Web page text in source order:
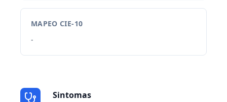
MAPEO CIE-10
-
Sintomas